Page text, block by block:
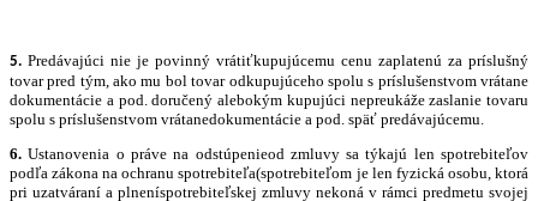
5. Predávajúci nie je povinný vrátiťkupujúcemu cenu zaplatenú za príslušný
tovar pred tým, ako mu bol tovar odkupujúceho spolu s príslušenstvom vrátane
dokumentácie a pod. doručený alebokým kupujúci nepreukáže zaslanie tovaru
spolu s príslušenstvom vrátanedokumentácie a pod. späť predávajúcemu.
6. Ustanovenia o práve na odstúpenieod zmluvy sa týkajú len spotrebiteľov
podľa zákona na ochranu spotrebiteľa(spotrebiteľom je len fyzická osobu, ktorá
pri uzatváraní a plneníspotrebiteľskej zmluvy nekoná v rámci predmetu svojej